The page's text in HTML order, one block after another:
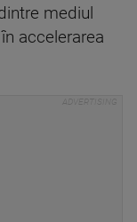
mediul
accelerarea